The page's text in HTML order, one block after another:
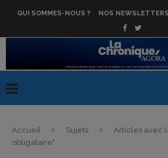
QUI SOMMES-NOUS ? NOS NEWSLETTERS
Accueil Sujets
Articles avec
obligataire"